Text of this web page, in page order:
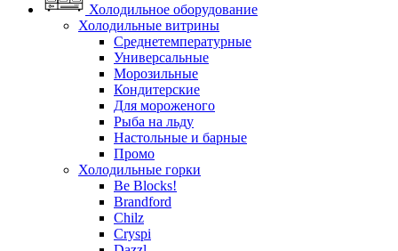
Холодильное оборудование
Холодильные витрины
Среднетемпературные
Универсальные
Морозильные
Кондитерские
Для мороженого
Рыба на льду
Настольные и барные
Промо
Холодильные горки
Be Blocks!
Brandford
Chilz
Cryspi